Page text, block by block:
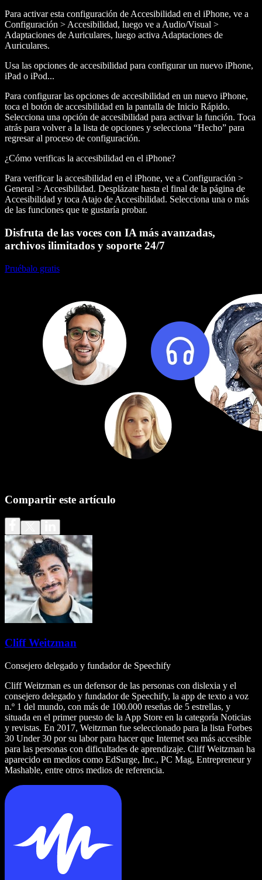
Para activar esta configuración de Accesibilidad en el iPhone, ve a
Configuración > Accesibilidad, luego ve a Audio/Visual >
Adaptaciones de Auriculares, luego activa Adaptaciones de
Auriculares.
Usa las opciones de accesibilidad para configurar un nuevo iPhone,
iPad o iPod...
Para configurar las opciones de accesibilidad en un nuevo iPhone,
toca el botón de accesibilidad en la pantalla de Inicio Rápido.
Selecciona una opción de accesibilidad para activar la función. Toca
atrás para volver a la lista de opciones y selecciona “Hecho” para
regresar al proceso de configuración.
¿Cómo verificas la accesibilidad en el iPhone?
Para verificar la accesibilidad en el iPhone, ve a Configuración >
General > Accesibilidad. Desplázate hasta el final de la página de
Accesibilidad y toca Atajo de Accesibilidad. Selecciona una o más
de las funciones que te gustaría probar.
Disfruta de las voces con IA más avanzadas,
archivos ilimitados y soporte 24/7
Pruébalo gratis
Compartir este artículo
Cliff Weitzman
Consejero delegado y fundador de Speechify
Cliff Weitzman es un defensor de las personas con dislexia y el
consejero delegado y fundador de Speechify, la app de texto a voz
n.º 1 del mundo, con más de 100.000 reseñas de 5 estrellas, y
situada en el primer puesto de la App Store en la categoría Noticias
y revistas. En 2017, Weitzman fue seleccionado para la lista Forbes
30 Under 30 por su labor para hacer que Internet sea más accesible
para las personas con dificultades de aprendizaje. Cliff Weitzman ha
aparecido en medios como EdSurge, Inc., PC Mag, Entrepreneur y
Mashable, entre otros medios de referencia.